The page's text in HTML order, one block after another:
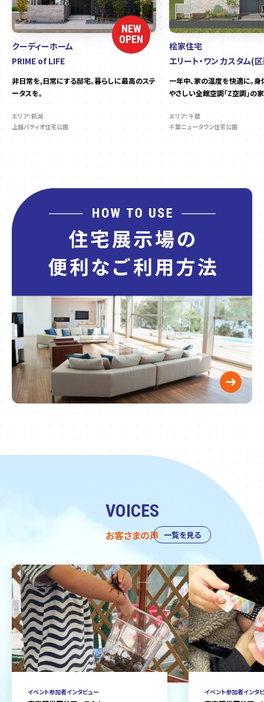
NEW
OPEN
クーディーホーム
PRIME of LIFE
非日常を,日常にする邸宅。暮らしに最高のステ
ータスを。
エリア：新潟
上越パティオ住宅公園
桧家住宅
エリート・ワン カスタム(
一年中、家の温度を快適に。
やさしい全館空調「Z空調」の家
エリア：千葉
千葉ニュータウン住宅公園
VOICES
お客さまの声
イベント参加者インタビュー イベント参加者インタ
一覧を見る